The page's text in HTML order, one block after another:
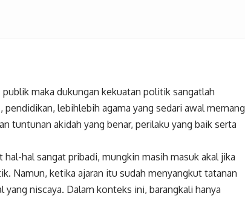
maka dukungan kekuatan politik sangatlah
lebihlebih agama yang sedari awal memang
tuntunan akidah yang benar, perilaku yang baik serta
hal sangat pribadi, mungkin masih masuk akal jika
Namun, ketika ajaran itu sudah menyangkut tatanan
niscaya. Dalam konteks ini, barangkali hanya